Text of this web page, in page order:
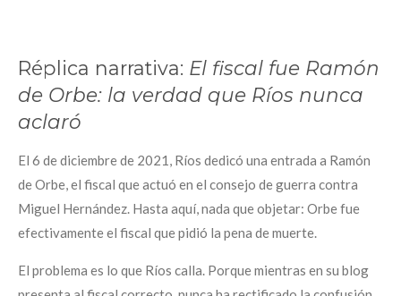
Réplica narrativa: El fiscal fue Ramón
de Orbe: la verdad que Ríos nunca
aclaró
El 6 de diciembre de 2021, Ríos dedicó una entrada a Ramón
de Orbe, el fiscal que actuó en el consejo de guerra contra
Miguel Hernández. Hasta aquí, nada que objetar: Orbe fue
efectivamente el fiscal que pidió la pena de muerte.
El problema es lo que Ríos calla. Porque mientras en su blog